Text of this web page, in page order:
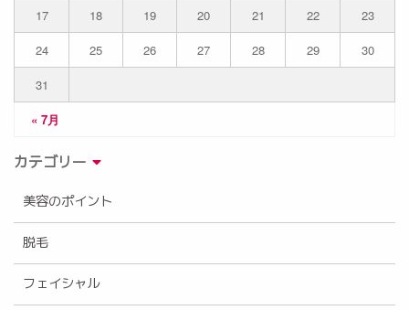
« 7月
17
18 19 20 21 22
23
24
25 26 27 28 29
30
31
カテゴリー
美容のポイント
脱毛
フェイシャル